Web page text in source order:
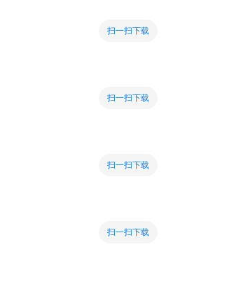
扫一扫下载
扫一扫下载
扫一扫下载
扫一扫下载